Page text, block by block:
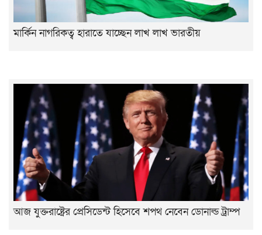
মার্কিন নাগরিকত্ব হারাতে যাচ্ছেন লাখ লাখ ভারতীয়
আজ যুক্তরাষ্ট্রের প্রেসিডেন্ট হিসেবে শপথ নেবেন ডোনাল্ড ট্রাম্প